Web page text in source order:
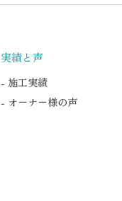
実績と声
- 施工実績
- オーナー様の声